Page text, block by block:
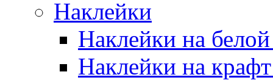
Наклейки
Наклейки на
Наклейки на